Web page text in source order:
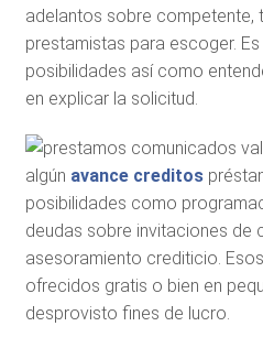
adelantos sobre competente,
prestamistas para escoger.
posibilidades así­ como
en explicar la solicitud.
algún avance creditos
posibilidades como
deudas sobre invitaciones de
asesoramiento crediticio.
ofrecidos gratis o bien en
desprovisto fines de lucro.